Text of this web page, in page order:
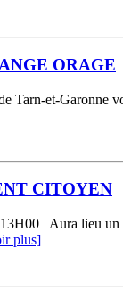
ORAGE
Tarn-et-Garonne
CITOYEN
Aura lieu un
plus]